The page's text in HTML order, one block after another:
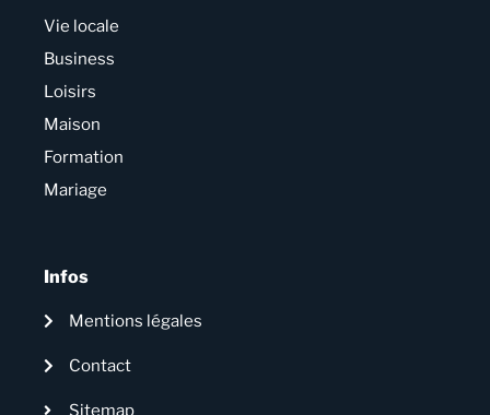
Vie locale
Business
Loisirs
Maison
Formation
Mariage
Infos
Mentions légales
Contact
Sitemap